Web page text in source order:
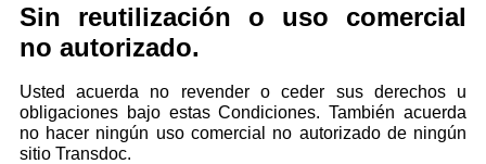
Sin reutilización o uso comercial
no autorizado.
Usted acuerda no revender o ceder sus derechos u
obligaciones bajo estas Condiciones. También acuerda
no hacer ningún uso comercial no autorizado de ningún
sitio Transdoc.